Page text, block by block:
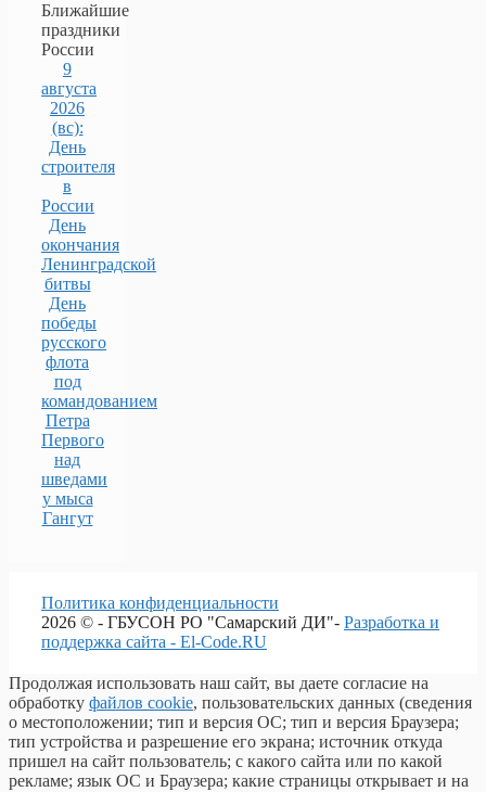
Ближайшие
праздники
России
9
августа
2026
(вс):
День
строителя
в
России
День
окончания
Ленинградской
битвы
День
победы
русского
флота
под
командованием
Петра
Первого
над
шведами
у мыса
Гангут
Политика конфиденциальности
2026 © - ГБУСОН РО "Самарский ДИ"- Разработка и
поддержка сайта - El-Code.RU
Продолжая использовать наш сайт, вы даете согласие на
обработку файлов cookie, пользовательских данных (сведения
о местоположении; тип и версия ОС; тип и версия Браузера;
тип устройства и разрешение его экрана; источник откуда
пришел на сайт пользователь; с какого сайта или по какой
рекламе; язык ОС и Браузера; какие страницы открывает и на